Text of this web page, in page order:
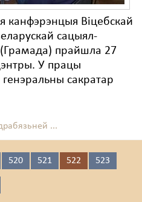
канфэрэнцыя Віцебскай
сацыял-
прайшла 27
У працы
сакратар
...
520 521 522 523